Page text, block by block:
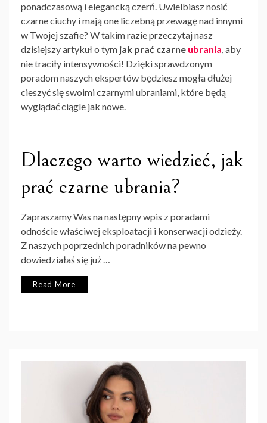
ponadczasową i elegancką czerń. Uwielbiasz nosić
czarne ciuchy i mają one liczebną przewagę nad innymi
w Twojej szafie? W takim razie przeczytaj nasz
dzisiejszy artykuł o tym jak prać czarne ubrania, aby
nie traciły intensywności! Dzięki sprawdzonym
poradom naszych ekspertów będziesz mogła dłużej
cieszyć się swoimi czarnymi ubraniami, które będą
wyglądać ciągle jak nowe.
Dlaczego warto wiedzieć, jak
prać czarne ubrania?
Zapraszamy Was na następny wpis z poradami
odnoście właściwej eksploatacji i konserwacji odzieży.
Z naszych poprzednich poradników na pewno
dowiedziałaś się już …
Read More